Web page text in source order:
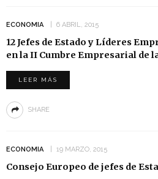
ECONOMIA 6 ABRIL, 2015
12 Jefes de Estado y Líderes
en la II Cumbre Empresarial de
LEER MÁS
SHARE
ECONOMIA 19 MARZO, 2015
Consejo Europeo de jefes de